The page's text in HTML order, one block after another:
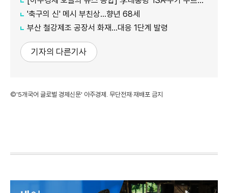
'축구의 신' 메시 부친상…향년 68세
부산 철강제조 공장서 화재…대응 1단계 발령
기자의 다른기사
©'5개국어 글로벌 경제신문' 아주경제. 무단전재·재배포 금지